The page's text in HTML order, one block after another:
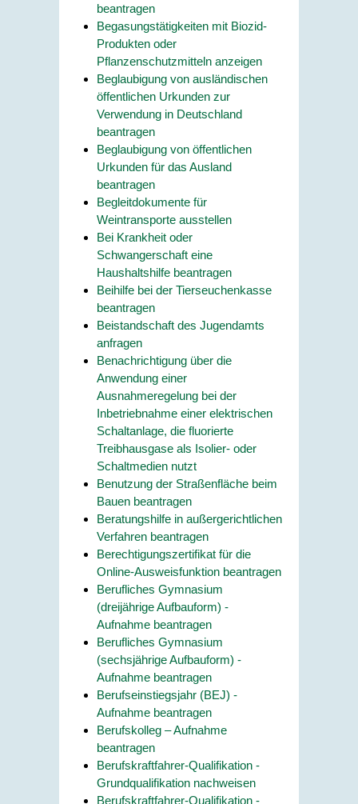
beantragen
Begasungstätigkeiten mit Biozid-
Produkten oder
Pflanzenschutzmitteln anzeigen
Beglaubigung von ausländischen
öffentlichen Urkunden zur
Verwendung in Deutschland
beantragen
Beglaubigung von öffentlichen
Urkunden für das Ausland
beantragen
Begleitdokumente für
Weintransporte ausstellen
Bei Krankheit oder
Schwangerschaft eine
Haushaltshilfe beantragen
Beihilfe bei der Tierseuchenkasse
beantragen
Beistandschaft des Jugendamts
anfragen
Benachrichtigung über die
Anwendung einer
Ausnahmeregelung bei der
Inbetriebnahme einer elektrischen
Schaltanlage, die fluorierte
Treibhausgase als Isolier- oder
Schaltmedien nutzt
Benutzung der Straßenfläche beim
Bauen beantragen
Beratungshilfe in außergerichtlichen
Verfahren beantragen
Berechtigungszertifikat für die
Online-Ausweisfunktion beantragen
Berufliches Gymnasium
(dreijährige Aufbauform) -
Aufnahme beantragen
Berufliches Gymnasium
(sechsjährige Aufbauform) -
Aufnahme beantragen
Berufseinstiegsjahr (BEJ) -
Aufnahme beantragen
Berufskolleg – Aufnahme
beantragen
Berufskraftfahrer-Qualifikation -
Grundqualifikation nachweisen
Berufskraftfahrer-Qualifikation -